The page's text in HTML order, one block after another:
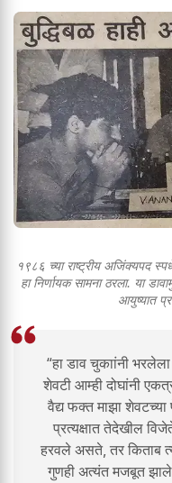
१९८६ च्या राष्ट्रीय अजिंक्यपद
हा निर्णायक सामना ठरला. या
आयुष्यात
“हा डाव चुकाांनी
शेवटी आम्ही दोघांनी
वैद्य फक्त माझा
प्रत्यक्षात तेदेखील
हरवले असते, तर किताब
गुणही अत्यंत मजबूत